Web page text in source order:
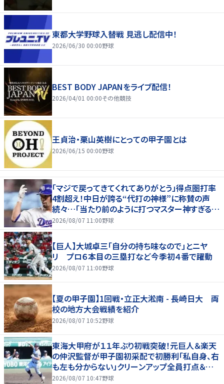
東都大学野球入替戦 見逃し配信中！
2026/06/30 00:00野球
BEST BODY JAPANをライブ配信！
2026/04/01 00:00その他競技
王貞治・栗山英樹にとっての甲子園とは
2026/06/15 00:00野球
「マジで戻ってきてくれてありがとう」得点圏打率
4割超え！中日が誇る“代打の神様”に称賛の声
続々…「当たり前のように打つマスター神すぎる」
「また初球で決めたな」
2026/08/07 11:00野球
【巨人】大城卓三「自分の持ち味なので」とニヤ
リ プロ６本目の三塁打など今季初４番で躍動
2026/08/07 11:00野球
【夏の甲子園】1回戦・立正大淞南 - 長崎日大 両
校の地方大会戦績を紹介
2026/08/07 10:52野球
東海大甲府が１１年ぶり初戦突破！元巨人＆楽天
の仲沢監督が甲子園初采配で初勝利「私自身、右
も左も分からない」クリーンアップ全員打点＆継
投も「理想的」
2026/08/07 10:47野球